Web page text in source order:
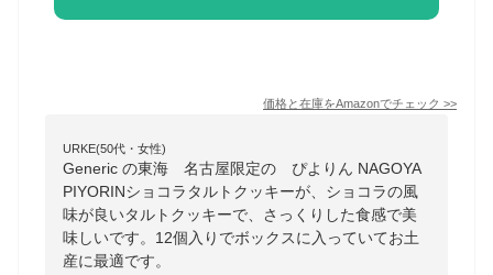
価格と在庫をAmazonでチェック >>
URKE(50代・女性)
Generic の東海 名古屋限定の ぴよりん NAGOYA
PIYORINショコラタルトクッキーが、ショコラの風
味が良いタルトクッキーで、さっくりした食感で美
味しいです。12個入りでボックスに入っていてお土
産に最適です。